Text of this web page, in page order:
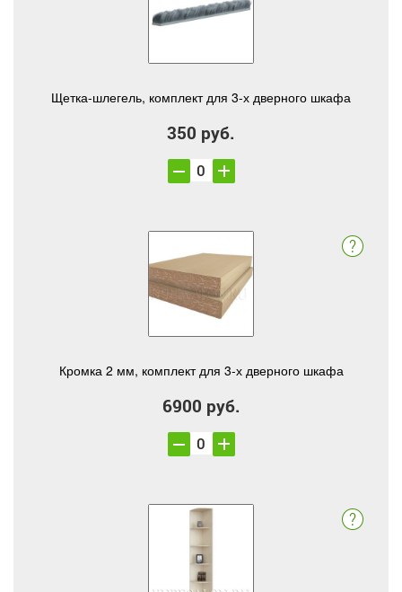
Щетка-шлегель, комплект для 3-х дверного шкафа
350 руб.
Кромка 2 мм, комплект для 3-х дверного шкафа
6900 руб.